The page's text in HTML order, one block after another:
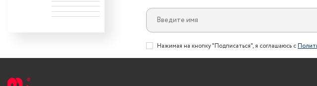
Нажимая на кнопку "Подписаться", я соглашаюсь с